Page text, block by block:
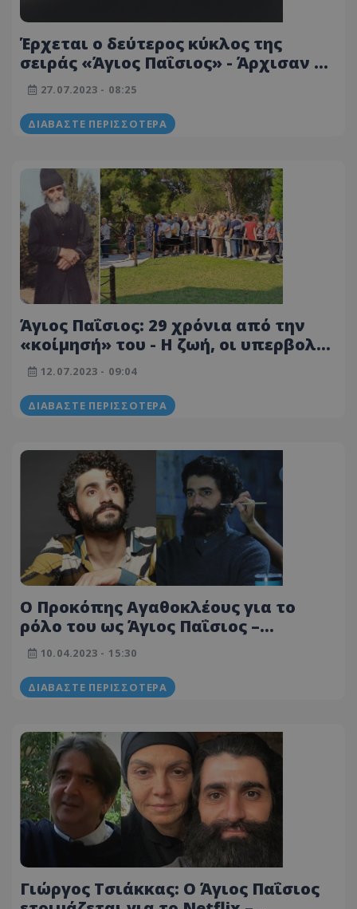
Έρχεται ο δεύτερος κύκλος της
σειράς «Άγιος Παΐσιος» - Άρχισαν τα
γυρίσματα – Η ανακοίνωση του
Γιώργου Τσιάκκα
27.07.2023 - 08:25
ΔΙΑΒΆΣΤΕ ΠΕΡΙΣΣΌΤΕΡΑ
Άγιος Παΐσιος: 29 χρόνια από την
«κοίμησή» του - Η ζωή, οι υπερβολές
και η τηλεοπτική σειρά
12.07.2023 - 09:04
ΔΙΑΒΆΣΤΕ ΠΕΡΙΣΣΌΤΕΡΑ
Ο Προκόπης Αγαθοκλέους για το
ρόλο του ως Άγιος Παΐσιος –
«Μεγάλη πρόκληση και ευλογία»
10.04.2023 - 15:30
ΔΙΑΒΆΣΤΕ ΠΕΡΙΣΣΌΤΕΡΑ
Γιώργος Τσιάκκας: Ο Άγιος Παΐσιος